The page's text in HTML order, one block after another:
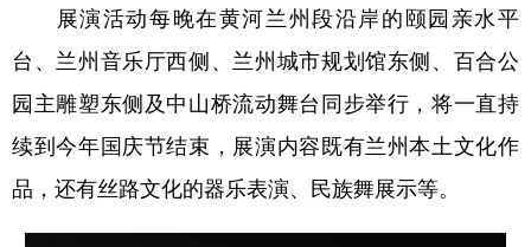
展演活动每晚在黄河兰州段沿岸的颐园亲水平
台、兰州音乐厅西侧、兰州城市规划馆东侧、百合公
园主雕塑东侧及中山桥流动舞台同步举行，将一直持
续到今年国庆节结束，展演内容既有兰州本土文化作
品，还有丝路文化的器乐表演、民族舞展示等。